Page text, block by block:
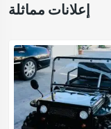
إعلانات مماثلة